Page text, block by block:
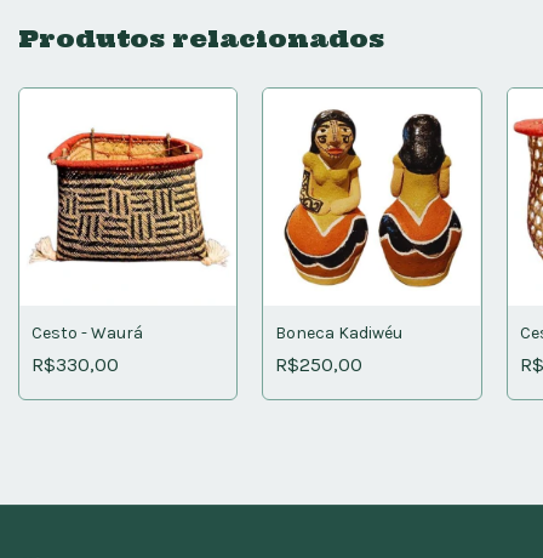
Produtos relacionados
Cesto - Waurá
R$330,00
Boneca Kadiwéu
R$250,00